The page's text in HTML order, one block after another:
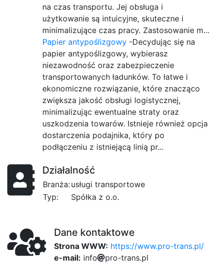
na czas transportu. Jej obsługa i
użytkowanie są intuicyjne, skuteczne i
minimalizujące czas pracy. Zastosowanie m...
Papier antypoślizgowy -Decydując się na
papier antypoślizgowy, wybierasz
niezawodność oraz zabezpieczenie
transportowanych ładunków. To łatwe i
ekonomiczne rozwiązanie, które znacząco
zwiększa jakość obsługi logistycznej,
minimalizując ewentualne straty oraz
uszkodzenia towarów. Istnieje również opcja
dostarczenia podajnika, który po
podłączeniu z istniejącą linią pr...
Działalność
Branża:usługi transportowe
Typ:
Spółka z o.o.
Dane kontaktowe
Strona WWW: https://www.pro-trans.pl/
e-mail: inb
fo pro-trans.pl